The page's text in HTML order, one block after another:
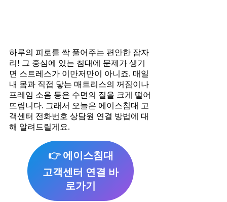
하루의 피로를 싹 풀어주는 편안한 잠자
리! 그 중심에 있는 침대에 문제가 생기
면 스트레스가 이만저만이 아니죠. 매일
내 몸과 직접 닿는 매트리스의 꺼짐이나
프레임 소음 등은 수면의 질을 크게 떨어
뜨립니다. 그래서 오늘은 에이스침대 고
객센터 전화번호 상담원 연결 방법에 대
해 알려드릴게요.
👉 에이스침대
고객센터 연결 바
로가기